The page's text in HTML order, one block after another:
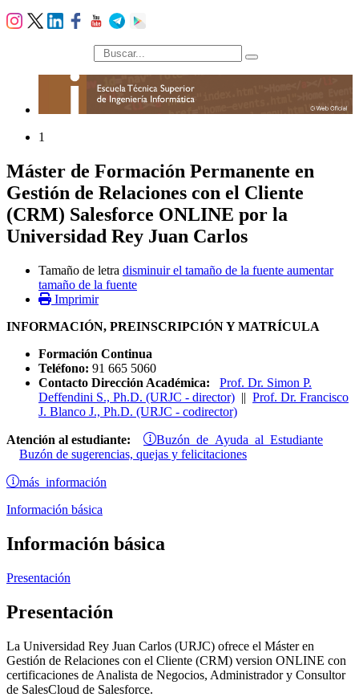
búsqueda
1
Máster de Formación Permanente en
Gestión de Relaciones con el Cliente
(CRM) Salesforce ONLINE por la
Universidad Rey Juan Carlos
Tamaño de letra disminuir el tamaño de la fuente aumentar
tamaño de la fuente
Imprimir
INFORMACIÓN, PREINSCRIPCIÓN Y MATRÍCULA
Formación Continua
Teléfono: 91 665 5060
Contacto Dirección Académica: Prof. Dr. Simon P.
Deffendini S., Ph.D. (URJC - director) || Prof. Dr. Francisco
J. Blanco J., Ph.D. (URJC - codirector)
Atención al estudiante: Buzón de Ayuda al Estudiante
Buzón de sugerencias, quejas y felicitaciones
más información
Información básica
Información básica
Presentación
Presentación
La Universidad Rey Juan Carlos (URJC) ofrece el Máster en
Gestión de Relaciones con el Cliente (CRM) version ONLINE con
certificaciones de Analista de Negocios, Administrador y Consultor
de SalesCloud de Salesforce.